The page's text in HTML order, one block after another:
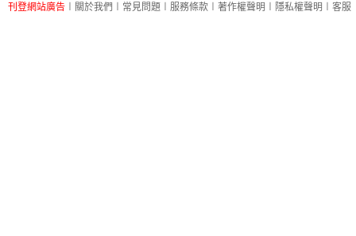
刊登網站廣告 關於我們 常見問題 服務條款 著作權聲明 隱私權聲明 客服